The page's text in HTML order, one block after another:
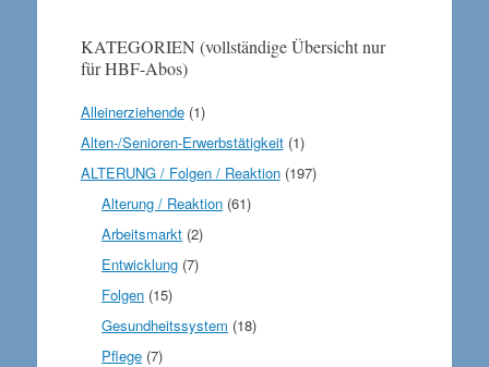
KATEGORIEN (vollständige Übersicht nur
für HBF-Abos)
Alleinerziehende(1)
Alten-/Senioren-Erwerbstätigkeit(1)
ALTERUNG / Folgen / Reaktion(197)
Alterung / Reaktion (61)
Arbeitsmarkt (2)
Entwicklung (7)
Folgen (15)
Gesundheitssystem (18)
Pflege (7)